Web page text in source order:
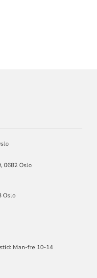
0682 Oslo
Oslo
Man-fre 10-14